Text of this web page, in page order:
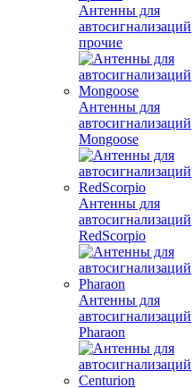
Антенны для
автосигнализаций
прочие
Антенны для
автосигнализаций
Mongoose
Антенны для
автосигнализаций
RedScorpio
Антенны для
автосигнализаций
Pharaon